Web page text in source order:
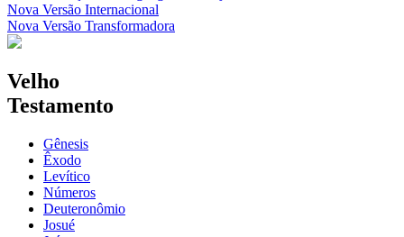
Nova Versão Internacional
Nova Versão Transformadora
Velho
Testamento
Gênesis
Êxodo
Levítico
Números
Deuteronômio
Josué